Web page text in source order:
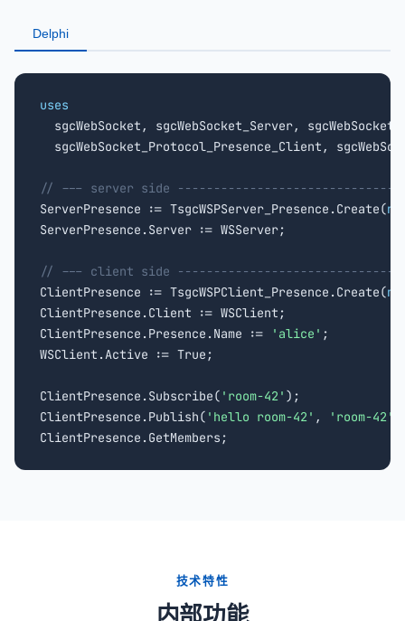
Delphi
uses
sgcWebSocket, sgcWebSocket_Server,
sgcWebSocket_Protocol_Presence_Client,
// --- server side
ServerPresence := TsgcWSPServer_Presence.Create(
ServerPresence.Server := WSServer;
// --- client side
ClientPresence := TsgcWSPClient_Presence.Create(
ClientPresence.Client := WSClient;
ClientPresence.Presence.Name :=
'alice' ;
WSClient.Active := True;
ClientPresence.Subscribe( 'room-42' );
ClientPresence.Publish( 'hello room-42' , 'room-42'
ClientPresence.GetMembers;
技术特性
内部功能